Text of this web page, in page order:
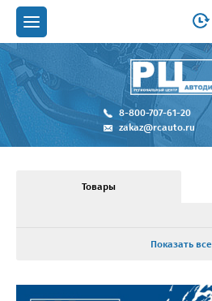
8-800-707-61-20
zakaz@rcauto.ru
Товары
Показать все